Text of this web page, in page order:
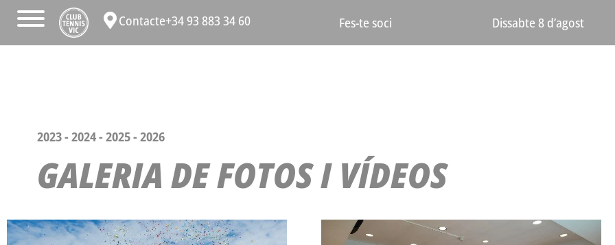
Contacte+34 93 883 34 60 Fes-te soci Dissabte 8 d’agost
2023- 2024- 2025- 2026
GALERIA DE FOTOS I VÍDEOS